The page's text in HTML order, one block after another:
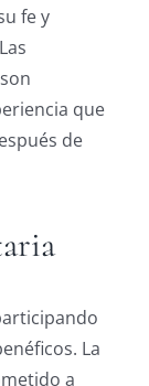
fe y
que
de
La
a